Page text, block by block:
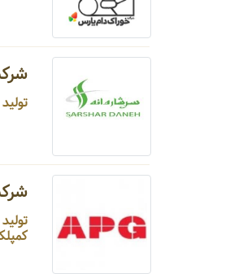
تولید کننده انواع مکمل ها، کنسانتره،